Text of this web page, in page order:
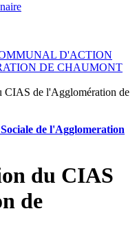
D'ACTION
DE CHAUMONT
CIAS de l'Agglomération de
de l'Agglomeration
du CIAS
de